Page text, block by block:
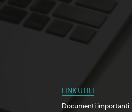
LINK UTILI
Documenti importanti